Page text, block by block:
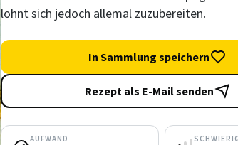
lohnt sich jedoch allemal zuzubereiten.
In Sammlung speichern
Rezept als E-Mail senden
AUFWAND